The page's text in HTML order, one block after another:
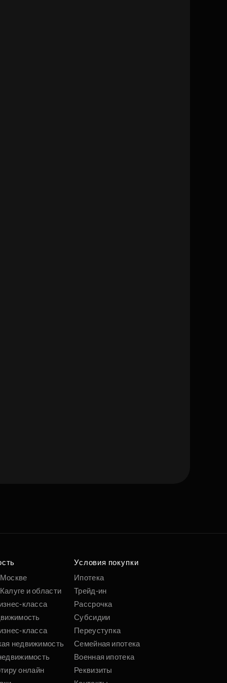
удобным
Подобрать
и области
класса
класса
недвижимость
онлайн
Условия покупки
Ипотека
Трейд-ин
Рассрочка
Субсидии
Переуступка
Семейная ипотека
Военная ипотека
Реквизиты